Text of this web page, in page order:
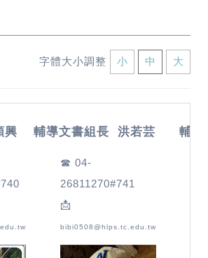
字體大小調整 小 中 大
興 輔導文書組長 洪若芸
☎ 04-
26811270#741
📩
bibi0508@hlps.tc.edu.tw
輔